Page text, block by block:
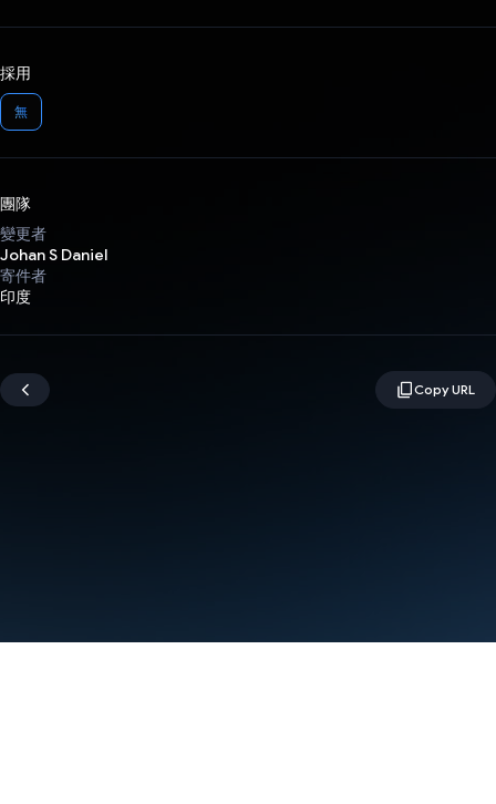
採用
無
團隊
變更者
Johan S Daniel
寄件者
印度